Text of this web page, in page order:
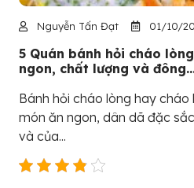
Nguyễn Tấn Đạt 01/10/
5 Quán bánh hỏi cháo
ngon, chất lượng và
Bánh hỏi cháo lòng hay
món ăn ngon, dân dã đặc
và của...